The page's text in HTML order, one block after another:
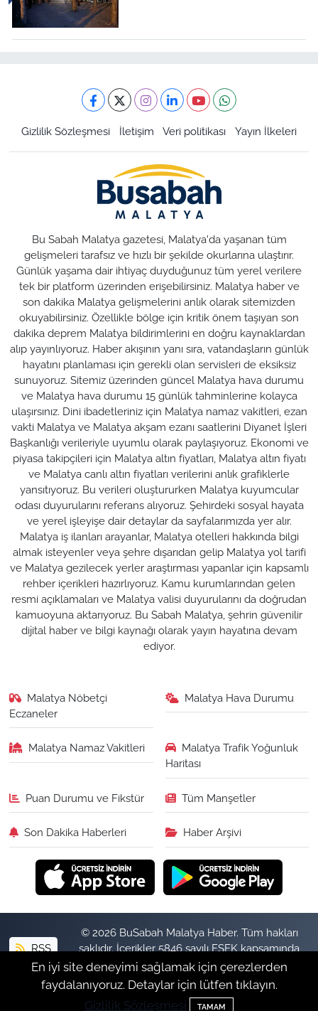
Gizlilik Sözleşmesi İletişim Veri politikası Yayın İlkeleri
Bu Sabah Malatya gazetesi, Malatya'da yaşanan tüm
gelişmeleri tarafsız ve hızlı bir şekilde okurlarına ulaştırır.
Günlük yaşama dair ihtiyaç duyduğunuz tüm yerel verilere
tek bir platform üzerinden erişebilirsiniz. Malatya haber ve
son dakika Malatya gelişmelerini anlık olarak sitemizden
okuyabilirsiniz. Özellikle bölge için kritik önem taşıyan son
dakika deprem Malatya bildirimlerini en doğru kaynaklardan
alıp yayınlıyoruz. Haber akışının yanı sıra, vatandaşların günlük
hayatını planlaması için gerekli olan servisleri de eksiksiz
sunuyoruz. Sitemiz üzerinden güncel Malatya hava durumu
ve Malatya hava durumu 15 günlük tahminlerine kolayca
ulaşırsınız. Dini ibadetleriniz için Malatya namaz vakitleri, ezan
vakti Malatya ve Malatya akşam ezanı saatlerini Diyanet İşleri
Başkanlığı verileriyle uyumlu olarak paylaşıyoruz. Ekonomi ve
piyasa takipçileri için Malatya altın fiyatları, Malatya altın fiyatı
ve Malatya canlı altın fiyatları verilerini anlık grafiklerle
yansıtıyoruz. Bu verileri oluştururken Malatya kuyumcular
odası duyurularını referans alıyoruz. Şehirdeki sosyal hayata
ve yerel işleyişe dair detaylar da sayfalarımızda yer alır.
Malatya iş ilanları arayanlar, Malatya otelleri hakkında bilgi
almak isteyenler veya şehre dışarıdan gelip Malatya yol tarifi
ve Malatya gezilecek yerler araştırması yapanlar için kapsamlı
rehber içerikleri hazırlıyoruz. Kamu kurumlarından gelen
resmi açıklamaları ve Malatya valisi duyurularını da doğrudan
kamuoyuna aktarıyoruz. Bu Sabah Malatya, şehrin güvenilir
dijital haber ve bilgi kaynağı olarak yayın hayatına devam
ediyor.
Malatya Nöbetçi
Eczaneler
Malatya Hava Durumu
Malatya Namaz Vakitleri
Malatya Trafik Yoğunluk
Haritası
Puan Durumu ve Fikstür Tüm Manşetler
Son Dakika Haberleri Haber Arşivi
RSS
© 2026 BuSabah Malatya Haber. Tüm hakları
saklıdır. İçerikler 5846 sayılı FSEK kapsamında
izinsiz kopyalanamaz.
Haber Yazılımı:TE Bilişim
En iyi site deneyimi sağlamak için çerezlerden
faydalanıyoruz. Detaylar için lütfen tıklayın.
Gizlilik Sözleşmesi
TAMAM